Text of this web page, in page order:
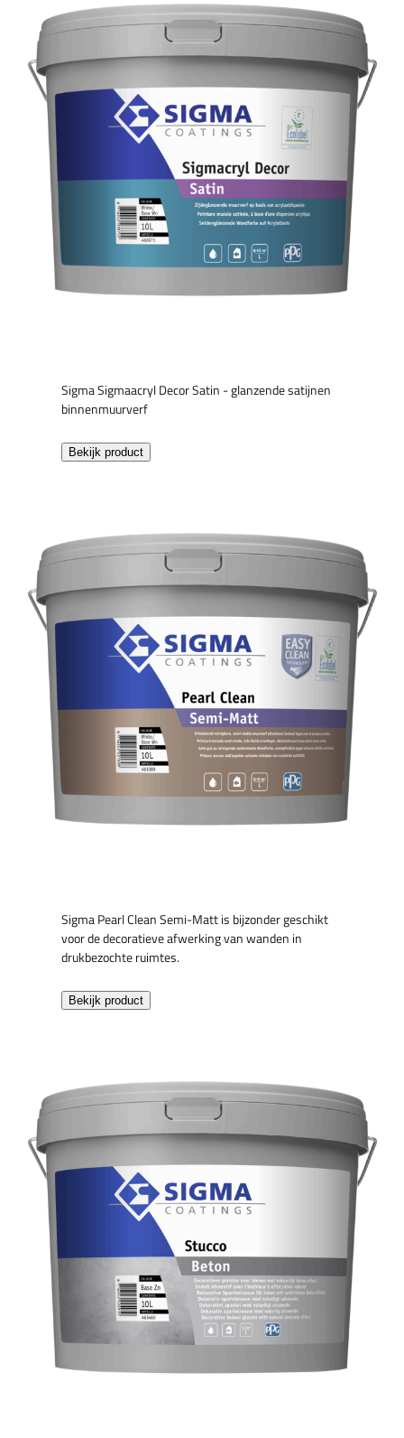
Sigma Sigmaacryl Decor Satin - glanzende satijnen
binnenmuurverf
Bekijk product
Sigma Pearl Clean Semi-Matt is bijzonder geschikt
voor de decoratieve afwerking van wanden in
drukbezochte ruimtes.
Bekijk product